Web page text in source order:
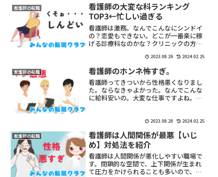
看護師の転職
看護師の大変な科ランキング
TOP3←忙しい過ぎる
看護師は激務。なんでこんなにシンドイ
の？恋愛もできない。どこが一番楽に稼
げる診療科なのかな？クリニックの方が
2023.08.29 2024.02.25
看護師の転職 看護師のホンネ怖すぎ。
看護師ってきついから性格悪くなりまし
た。ならなきゃよかった。なんでこんな
に給料安いの。大変な仕事ですよね。そ
2023.08.28 2024.02.25
看護師の転職
看護師は人間関係が最悪【いじ
め】対処法を紹介
看護師は人間関係が悪化しやすい職場で
す。閉鎖的な空間で、上下関係が生まれ
て圧力をかけられることも多いので、コ